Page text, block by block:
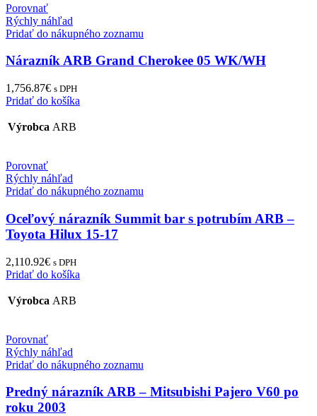
Porovnať
Rýchly náhľad
Pridať do nákupného zoznamu
Nárazník ARB Grand Cherokee 05 WK/WH
1,756.87€ s DPH
Pridať do košíka
Výrobca ARB
Porovnať
Rýchly náhľad
Pridať do nákupného zoznamu
Oceľový nárazník Summit bar s potrubím ARB –
Toyota Hilux 15-17
2,110.92€ s DPH
Pridať do košíka
Výrobca ARB
Porovnať
Rýchly náhľad
Pridať do nákupného zoznamu
Predný nárazník ARB – Mitsubishi Pajero V60 po
roku 2003